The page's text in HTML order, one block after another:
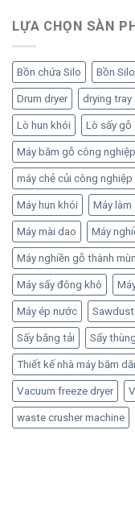
LỰA CHỌN SÀN
Bồn chứa Silo Bồn Silo
Drum dryer drying tray
Lò hun khói Lò sấy gỗ
Máy băm gỗ công nghiệp
máy chẻ củi công nghiệp
Máy hun khói Máy làm
Máy mài dao Máy
Máy nghiền gỗ thành
Máy sấy đông khô
Máy ép nước
Sấy băng tải Sấy
Thiết kế nhà máy băm
Vacuum freeze dryer
waste crusher machine